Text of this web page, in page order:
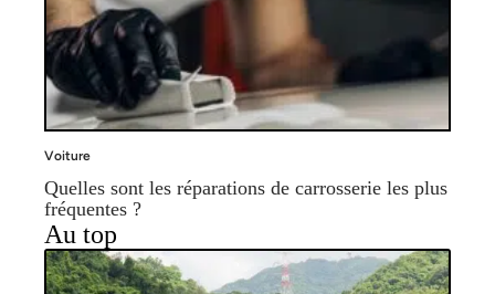
Voiture
Quelles sont les réparations de carrosserie les plus
fréquentes ?
Au top